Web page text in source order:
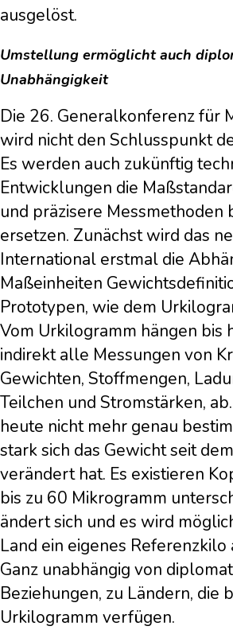
ausgelöst.
Umstellung ermöglicht auch
Unabhängigkeit
Die 26. Generalkonferenz für
wird nicht den Schlusspunkt
Es werden auch zukünftig
Entwicklungen die
und präzisere Messmethoden
ersetzen. Zunächst wird das
International erstmal die
Maßeinheiten
Prototypen, wie dem
Vom Urkilogramm hängen bis
indirekt alle Messungen von
Gewichten, Stoffmengen,
Teilchen und Stromstärken,
heute nicht mehr genau
stark sich das Gewicht seit
verändert hat. Es existieren
bis zu 60 Mikrogramm
ändert sich und es wird
Land ein eigenes
Ganz unabhängig von
Beziehungen, zu Ländern, die
Urkilogramm verfügen.